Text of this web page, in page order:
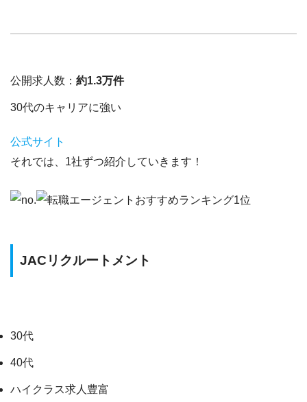
公開求人数： 約1.3万件
30代のキャリアに強い
公式サイト
それでは、1社ずつ紹介していきます！
JACリクルートメント
30代
40代
ハイクラス求人豊富